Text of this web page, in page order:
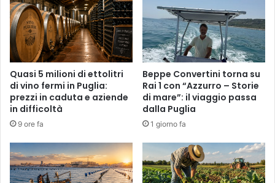
Quasi 5 milioni di ettolitri
di vino fermi in Puglia:
prezzi in caduta e aziende
in difficoltà
9 ore fa
Beppe Convertini torna su
Rai 1 con “Azzurro – Storie
di mare”: il viaggio passa
dalla Puglia
1 giorno fa